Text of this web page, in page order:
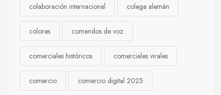
colaboración internacional colega alemán
colores comandos de voz
comerciales históricos comerciales virales
comercio comercio digital 2025